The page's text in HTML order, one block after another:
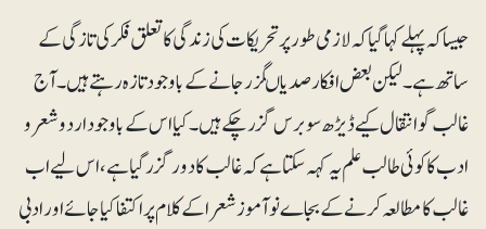
جیساکہ پہلے کہا گیا کہ لازمی طور پر تحریکات کی زندگی کا تعلق فکر کی تازگی کے
ساتھ ہے۔ لیکن بعض افکار صدیا ںگزر جانے کے باوجود تازہ رہتے ہیں۔آج
غالب گو انتقال کیے ڈیڑھ سوبرس گزر چکے ہیں۔ کیا اس کے باوجود اردو شعر و
ادب کا کوئی طالب علم یہ کہہ سکتا ہے کہ غالب کا دور گزر گیا ہے، اس لیے اب
غالب کا مطالعہ کرنے کے بجاے نو آموز شعرا کے کلام پر اکتفا کیا جائے اور ادبی